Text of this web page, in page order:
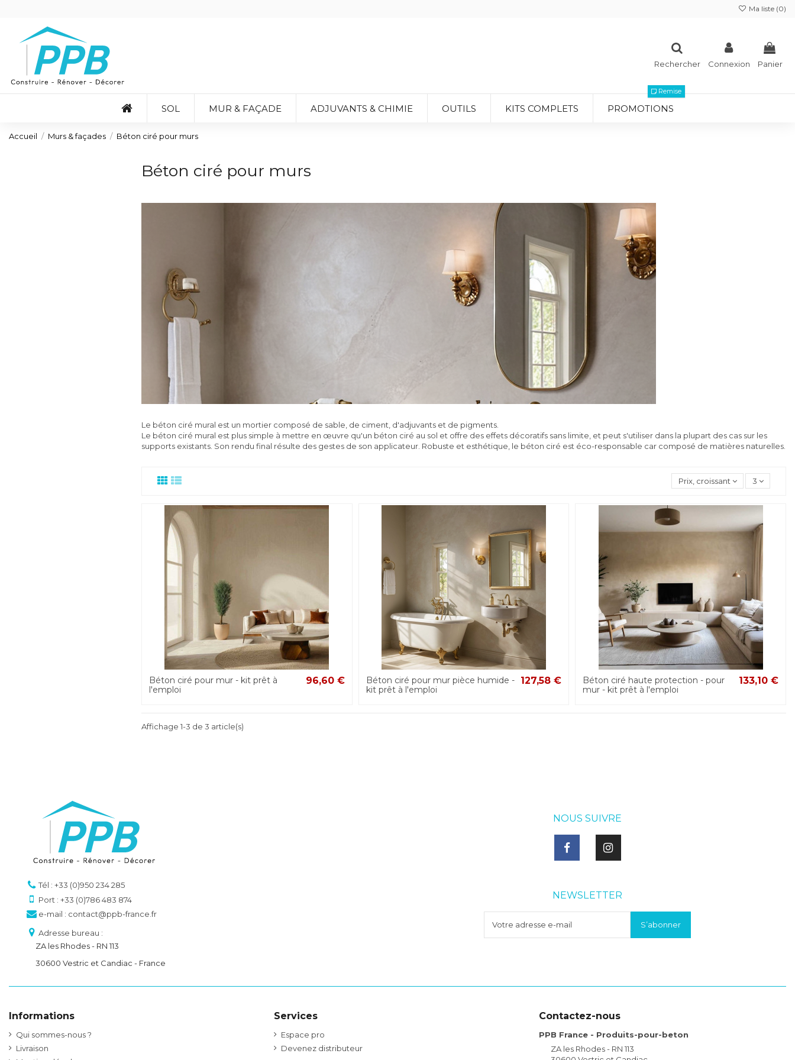
Ma liste (0)
Rechercher Connexion Panier
SOL MUR & FAÇADE ADJUVANTS & CHIMIE OUTILS KITS COMPLETS PROMOTIONS
Remise
Accueil Murs & façades Béton ciré pour murs
Béton ciré pour murs
Le béton ciré mural est un mortier composé de sable, de ciment, d'adjuvants et de pigments.
Le béton ciré mural est plus simple à mettre en œuvre qu'un béton ciré au sol et offre des effets décoratifs sans limite, et peut s'utiliser dans la plupart des cas sur les
supports existants. Son rendu final résulte des gestes de son applicateur. Robuste et esthétique, le béton ciré est éco-responsable car composé de matières naturelles.
Prix, croissant 3
Béton ciré pour mur - kit prêt à
l'emploi
96,60 €
Béton ciré pour mur pièce humide -
kit prêt à l'emploi
127,58 €
Béton ciré haute protection - pour
mur - kit prêt à l'emploi
133,10 €
Affichage 1-3 de 3 article(s)
Tél : +33 (0)950 234 285
Port : +33 (0)786 483 874
e-mail : contact@ppb-france.fr
Adresse bureau :
ZA les Rhodes - RN 113
30600 Vestric et Candiac - France
NOUS SUIVRE
NEWSLETTER
Informations
Qui sommes-nous ?
Livraison
Services
Espace pro
Devenez distributeur
Contactez-nous
PPB France - Produits-pour-beton
ZA les Rhodes - RN 113